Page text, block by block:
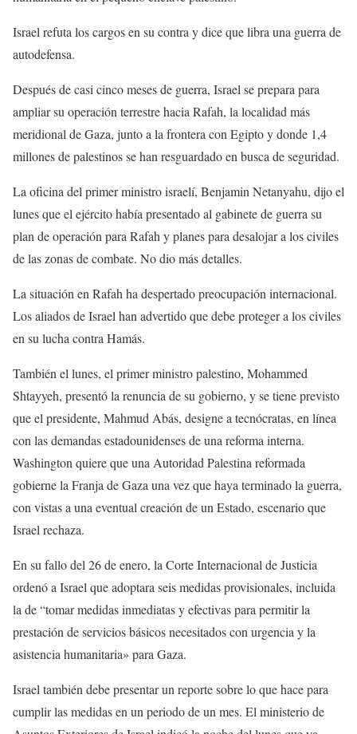
Israel refuta los cargos en su contra y dice que libra una guerra de
autodefensa.
Después de casi cinco meses de guerra, Israel se prepara para
ampliar su operación terrestre hacia Rafah, la localidad más
meridional de Gaza, junto a la frontera con Egipto y donde 1,4
millones de palestinos se han resguardado en busca de seguridad.
La oficina del primer ministro israelí, Benjamin Netanyahu, dijo el
lunes que el ejército había presentado al gabinete de guerra su
plan de operación para Rafah y planes para desalojar a los civiles
de las zonas de combate. No dio más detalles.
La situación en Rafah ha despertado preocupación internacional.
Los aliados de Israel han advertido que debe proteger a los civiles
en su lucha contra Hamás.
También el lunes, el primer ministro palestino, Mohammed
Shtayyeh, presentó la renuncia de su gobierno, y se tiene previsto
que el presidente, Mahmud Abás, designe a tecnócratas, en línea
con las demandas estadounidenses de una reforma interna.
Washington quiere que una Autoridad Palestina reformada
gobierne la Franja de Gaza una vez que haya terminado la guerra,
con vistas a una eventual creación de un Estado, escenario que
Israel rechaza.
En su fallo del 26 de enero, la Corte Internacional de Justicia
ordenó a Israel que adoptara seis medidas provisionales, incluida
la de “tomar medidas inmediatas y efectivas para permitir la
prestación de servicios básicos necesitados con urgencia y la
asistencia humanitaria» para Gaza.
Israel también debe presentar un reporte sobre lo que hace para
cumplir las medidas en un periodo de un mes. El ministerio de